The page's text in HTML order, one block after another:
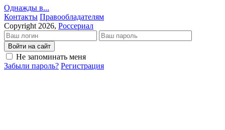
Однажды в...
Кон­так­ты Пра­во­об­ла­да­те­лям
Copyright 2026, Россериал
Войти на сайт
Не запоминать меня
Забыли пароль? Регистрация